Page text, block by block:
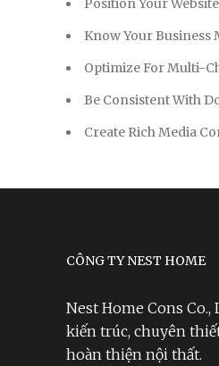
Position Your
Know Your Business
Optimize For Multi-
Be Consistent With
Create Rich Media
CÔNG TY NEST HOME
Nest Home Cons Co.,
kiến trúc, chuyên
hoàn thiện nội thất.